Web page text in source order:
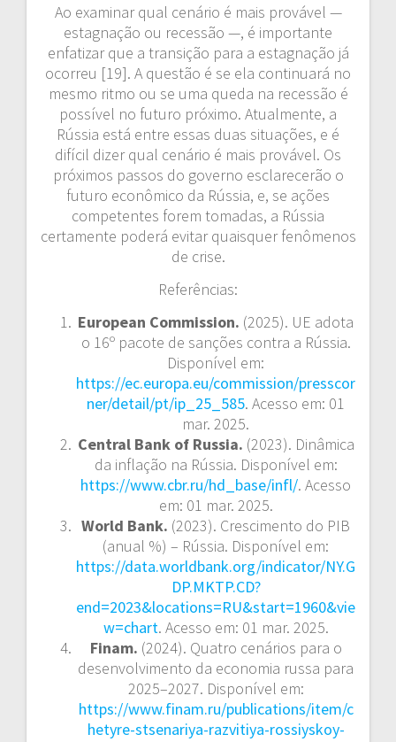
Ao examinar qual cenário é mais provável —
estagnação ou recessão —, é importante
enfatizar que a transição para a estagnação já
ocorreu [19]. A questão é se ela continuará no
mesmo ritmo ou se uma queda na recessão é
possível no futuro próximo. Atualmente, a
Rússia está entre essas duas situações, e é
difícil dizer qual cenário é mais provável. Os
próximos passos do governo esclarecerão o
futuro econômico da Rússia, e, se ações
competentes forem tomadas, a Rússia
certamente poderá evitar quaisquer fenômenos
de crise.
Referências:
European Commission. (2025). UE adota
o 16º pacote de sanções contra a Rússia.
Disponível em:
https://ec.europa.eu/commission/presscor
ner/detail/pt/ip_25_585. Acesso em: 01
mar. 2025.
Central Bank of Russia. (2023). Dinâmica
da inflação na Rússia. Disponível em:
https://www.cbr.ru/hd_base/infl/. Acesso
em: 01 mar. 2025.
World Bank. (2023). Crescimento do PIB
(anual %) – Rússia. Disponível em:
https://data.worldbank.org/indicator/NY.G
DP.MKTP.CD?
end=2023&locations=RU&start=1960&vie
w=chart. Acesso em: 01 mar. 2025.
Finam. (2024). Quatro cenários para o
desenvolvimento da economia russa para
2025–2027. Disponível em:
https://www.finam.ru/publications/item/c
hetyre-stsenariya-razvitiya-rossiyskoy-